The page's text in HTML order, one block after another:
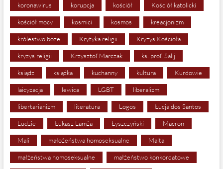
koronawirus korupcja kościół Kościół katolicki
kościół mocy kosmici kosmos kreacjonizm
królestwo boze Krytyka religii Kryzys Kościoła
kryzys religii Krzysztof Marczak ks. prof. Salij
ksiądz książka kuchanny kultura Kurdowie
laicyzacja lewica LGBT liberalizm
libertarianizm literatura Logos Łucja dos Santos
Ludzie Łukasz Lamża Łyszczyński Macron
Mali małożeństwa homoseksualne Malta
małżeństwa homoseksualne małżeństwo konkordatowe